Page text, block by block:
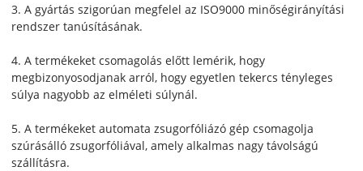
3. A gyártás szigorúan megfelel az ISO9000 minőségirányítási
rendszer tanúsításának.
4. A termékeket csomagolás előtt lemérik, hogy
megbizonyosodjanak arról, hogy egyetlen tekercs tényleges
súlya nagyobb az elméleti súlynál.
5. A termékeket automata zsugorfóliázó gép csomagolja
szúrásálló zsugorfóliával, amely alkalmas nagy távolságú
szállításra.